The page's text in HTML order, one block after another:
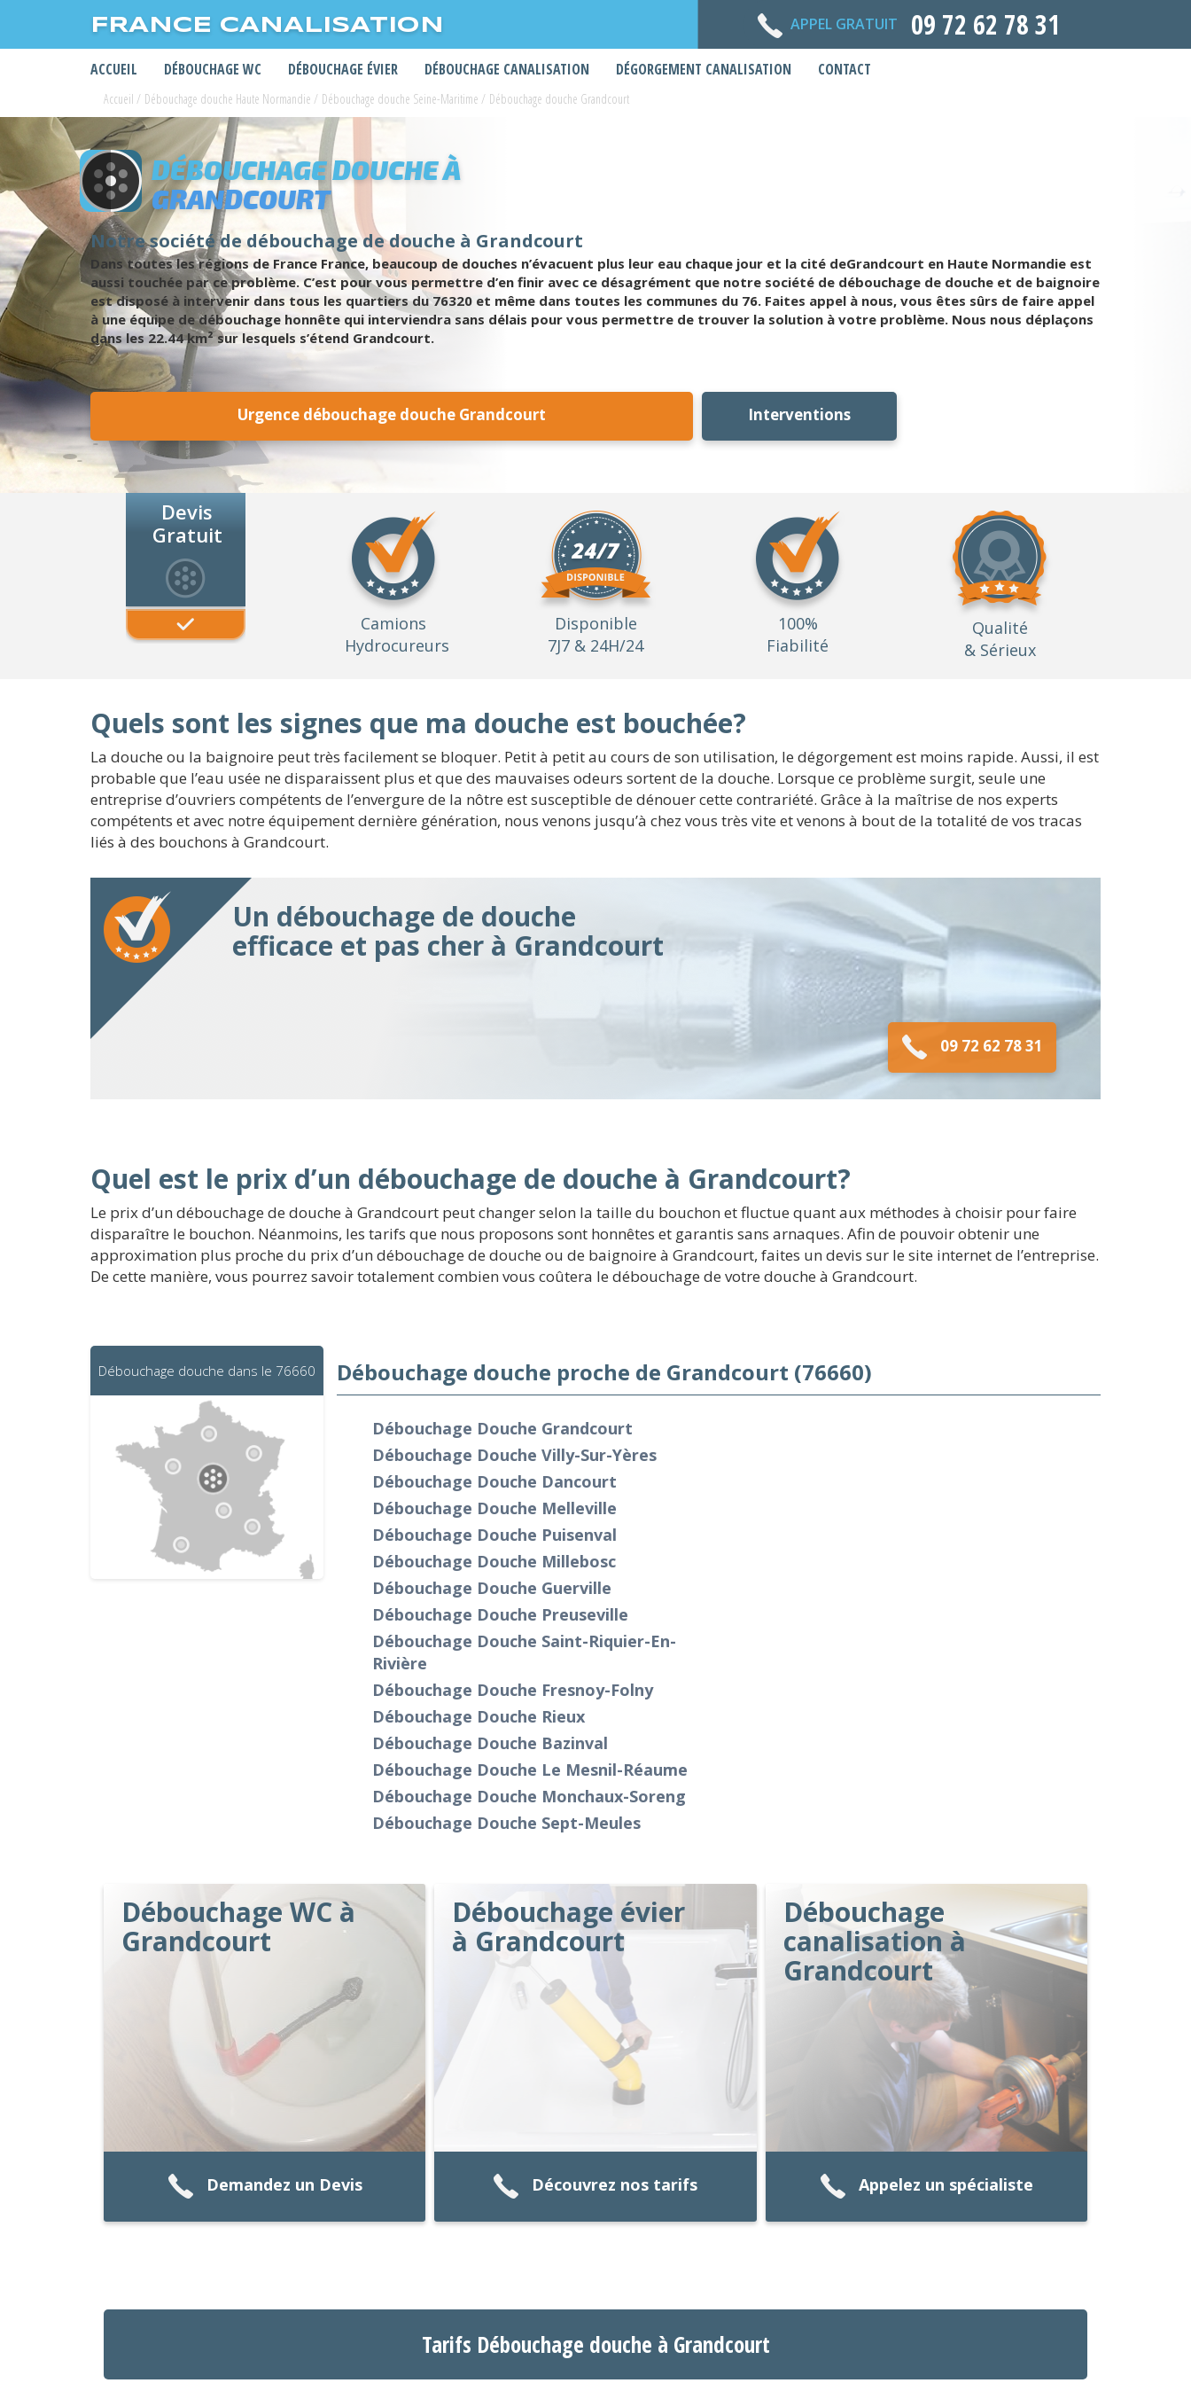
FRANCE CANALISATION APPEL GRATUIT 09 72 62 78 31
ACCUEIL DÉBOUCHAGE WC DÉBOUCHAGE ÉVIER DÉBOUCHAGE CANALISATION DÉGORGEMENT CANALISATION CONTACT
Accueil / Débouchage douche Haute Normandie / Débouchage douche Seine-Maritime / Débouchage douche Grandcourt
DÉBOUCHAGE DOUCHE À
GRANDCOURT
Notre société de débouchage de douche à Grandcourt
Dans toutes les régions de France France, beaucoup de douches n’évacuent plus leur eau chaque jour et la cité deGrandcourt en Haute Normandie est
aussi touchée par ce problème. C’est pour vous permettre d’en finir avec ce désagrément que notre société de débouchage de douche et de baignoire
est disposé à intervenir dans tous les quartiers du 76320 et même dans toutes les communes du 76. Faites appel à nous, vous êtes sûrs de faire appel
à une équipe de débouchage honnête qui interviendra sans délais pour vous permettre de trouver la solution à votre problème. Nous nous déplaçons
dans les 22.44 km² sur lesquels s’étend Grandcourt.
Urgence débouchage douche Grandcourt Interventions
Devis
Gratuit
Camions
Hydrocureurs
Disponible
7J7 & 24H/24
100%
Fiabilité
Qualité
& Sérieux
Quels sont les signes que ma douche est bouchée?
La douche ou la baignoire peut très facilement se bloquer. Petit à petit au cours de son utilisation, le dégorgement est moins rapide. Aussi, il est
probable que l’eau usée ne disparaissent plus et que des mauvaises odeurs sortent de la douche. Lorsque ce problème surgit, seule une
entreprise d’ouvriers compétents de l’envergure de la nôtre est susceptible de dénouer cette contrariété. Grâce à la maîtrise de nos experts
compétents et avec notre équipement dernière génération, nous venons jusqu’à chez vous très vite et venons à bout de la totalité de vos tracas
liés à des bouchons à Grandcourt.
Un débouchage de douche
efficace et pas cher à Grandcourt
09 72 62 78 31
Quel est le prix d’un débouchage de douche à Grandcourt?
Le prix d’un débouchage de douche à Grandcourt peut changer selon la taille du bouchon et fluctue quant aux méthodes à choisir pour faire
disparaître le bouchon. Néanmoins, les tarifs que nous proposons sont honnêtes et garantis sans arnaques. Afin de pouvoir obtenir une
approximation plus proche du prix d’un débouchage de douche ou de baignoire à Grandcourt, faites un devis sur le site internet de l’entreprise.
De cette manière, vous pourrez savoir totalement combien vous coûtera le débouchage de votre douche à Grandcourt.
Débouchage douche dans le 76660 Débouchage douche proche de Grandcourt (76660)
Débouchage Douche Grandcourt
Débouchage Douche Villy-Sur-Yères
Débouchage Douche Dancourt
Débouchage Douche Melleville
Débouchage Douche Puisenval
Débouchage Douche Millebosc
Débouchage Douche Guerville
Débouchage Douche Preuseville
Débouchage Douche Saint-Riquier-En-
Rivière
Débouchage Douche Fresnoy-Folny
Débouchage Douche Rieux
Débouchage Douche Bazinval
Débouchage Douche Le Mesnil-Réaume
Débouchage Douche Monchaux-Soreng
Débouchage Douche Sept-Meules
Débouchage WC à
Grandcourt
Demandez un Devis
Débouchage évier
à Grandcourt
Découvrez nos tarifs
Débouchage
canalisation à
Grandcourt
Appelez un spécialiste
Tarifs Débouchage douche à Grandcourt